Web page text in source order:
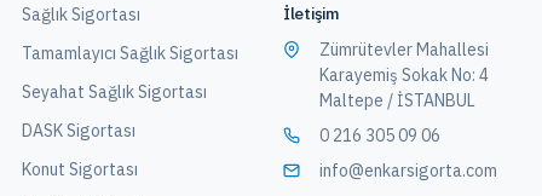
Sağlık Sigortası
Tamamlayıcı Sağlık Sigortası
Seyahat Sağlık Sigortası
DASK Sigortası
Konut Sigortası
İletişim
Zümrütevler Mahallesi
Karayemiş Sokak No: 4
Maltepe / İSTANBUL
0 216 305 09 06
info@enkarsigorta.com